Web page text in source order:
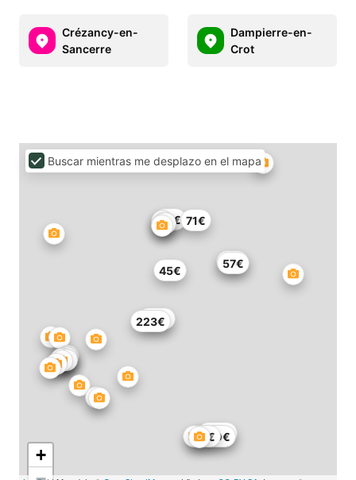
Crézancy-en-
Sancerre
Dampierre-en-
Crot
100€
50€
90€
110€
223€
45€
32€
72€
57€
71€
+
Buscar mientras me desplazo en el mapa